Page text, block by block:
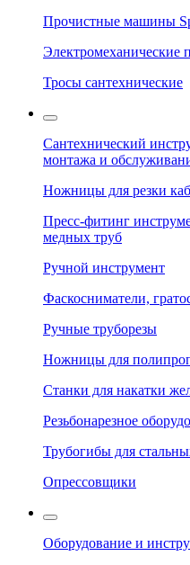
Прочистные машины
Тросы сантехнические
Сантехнический
монтажа и
Ножницы для резки
Пресс-фитинг
медных труб
Ручной инструмент
Фаскосниматели,
Ручные труборезы
Ножницы для
Станки для накатки
Резьбонарезное
Трубогибы для
Опрессовщики
Оборудование и